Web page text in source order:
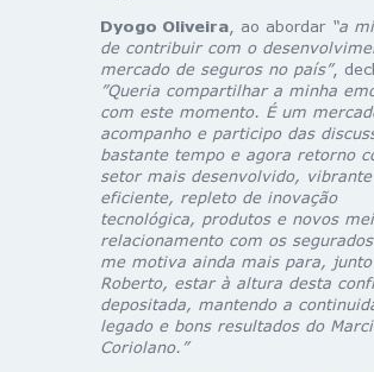
Dyogo Oliveira , ao abordar“a
de contribuir com o
mercado de seguros no país”,
”Queria compartilhar a minha
com este momento. É um
acompanho e participo das
bastante tempo e agora retorno
setor mais desenvolvido,
eficiente, repleto de inovação
tecnológica, produtos e novos
relacionamento com os
me motiva ainda mais para,
Roberto, estar à altura desta
depositada, mantendo a
legado e bons resultados do
Coriolano.”